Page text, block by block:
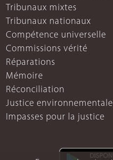
Tribunaux mixtes
Tribunaux nationaux
Compétence universelle
Commissions vérité
Réparations
Mémoire
Réconciliation
Justice environnementale
Impasses pour la justice